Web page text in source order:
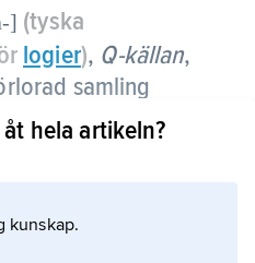
] (tyska
logier), Q-källan,
samling
Matteus
hela artikeln?
kunskap.